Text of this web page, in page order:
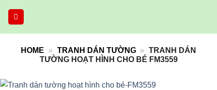
HOME » TRANH DÁN TƯỜNG » TRANH DÁN
TƯỜNG HOẠT HÌNH CHO BÉ FM3559